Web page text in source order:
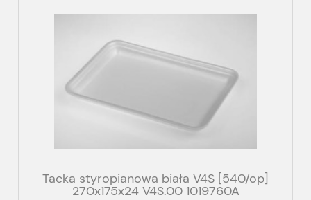
Tacka styropianowa biała V4S [540/op]
270x175x24 V4S.00 1019760A